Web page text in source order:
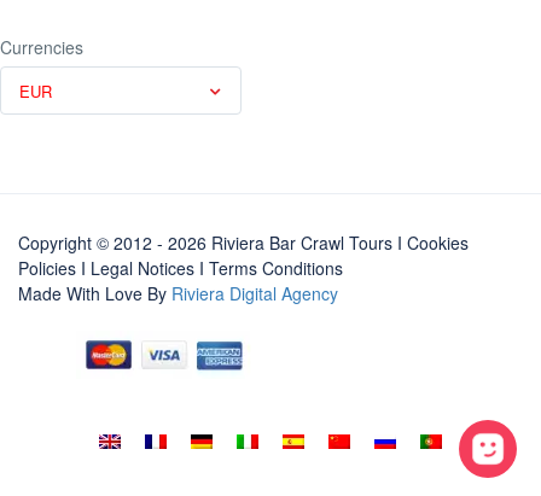
Currencies
EUR
Copyright © 2012 - 2026 Riviera Bar Crawl Tours I Cookies
Policies I Legal Notices I Terms Conditions
Made With Love By Riviera Digital Agency